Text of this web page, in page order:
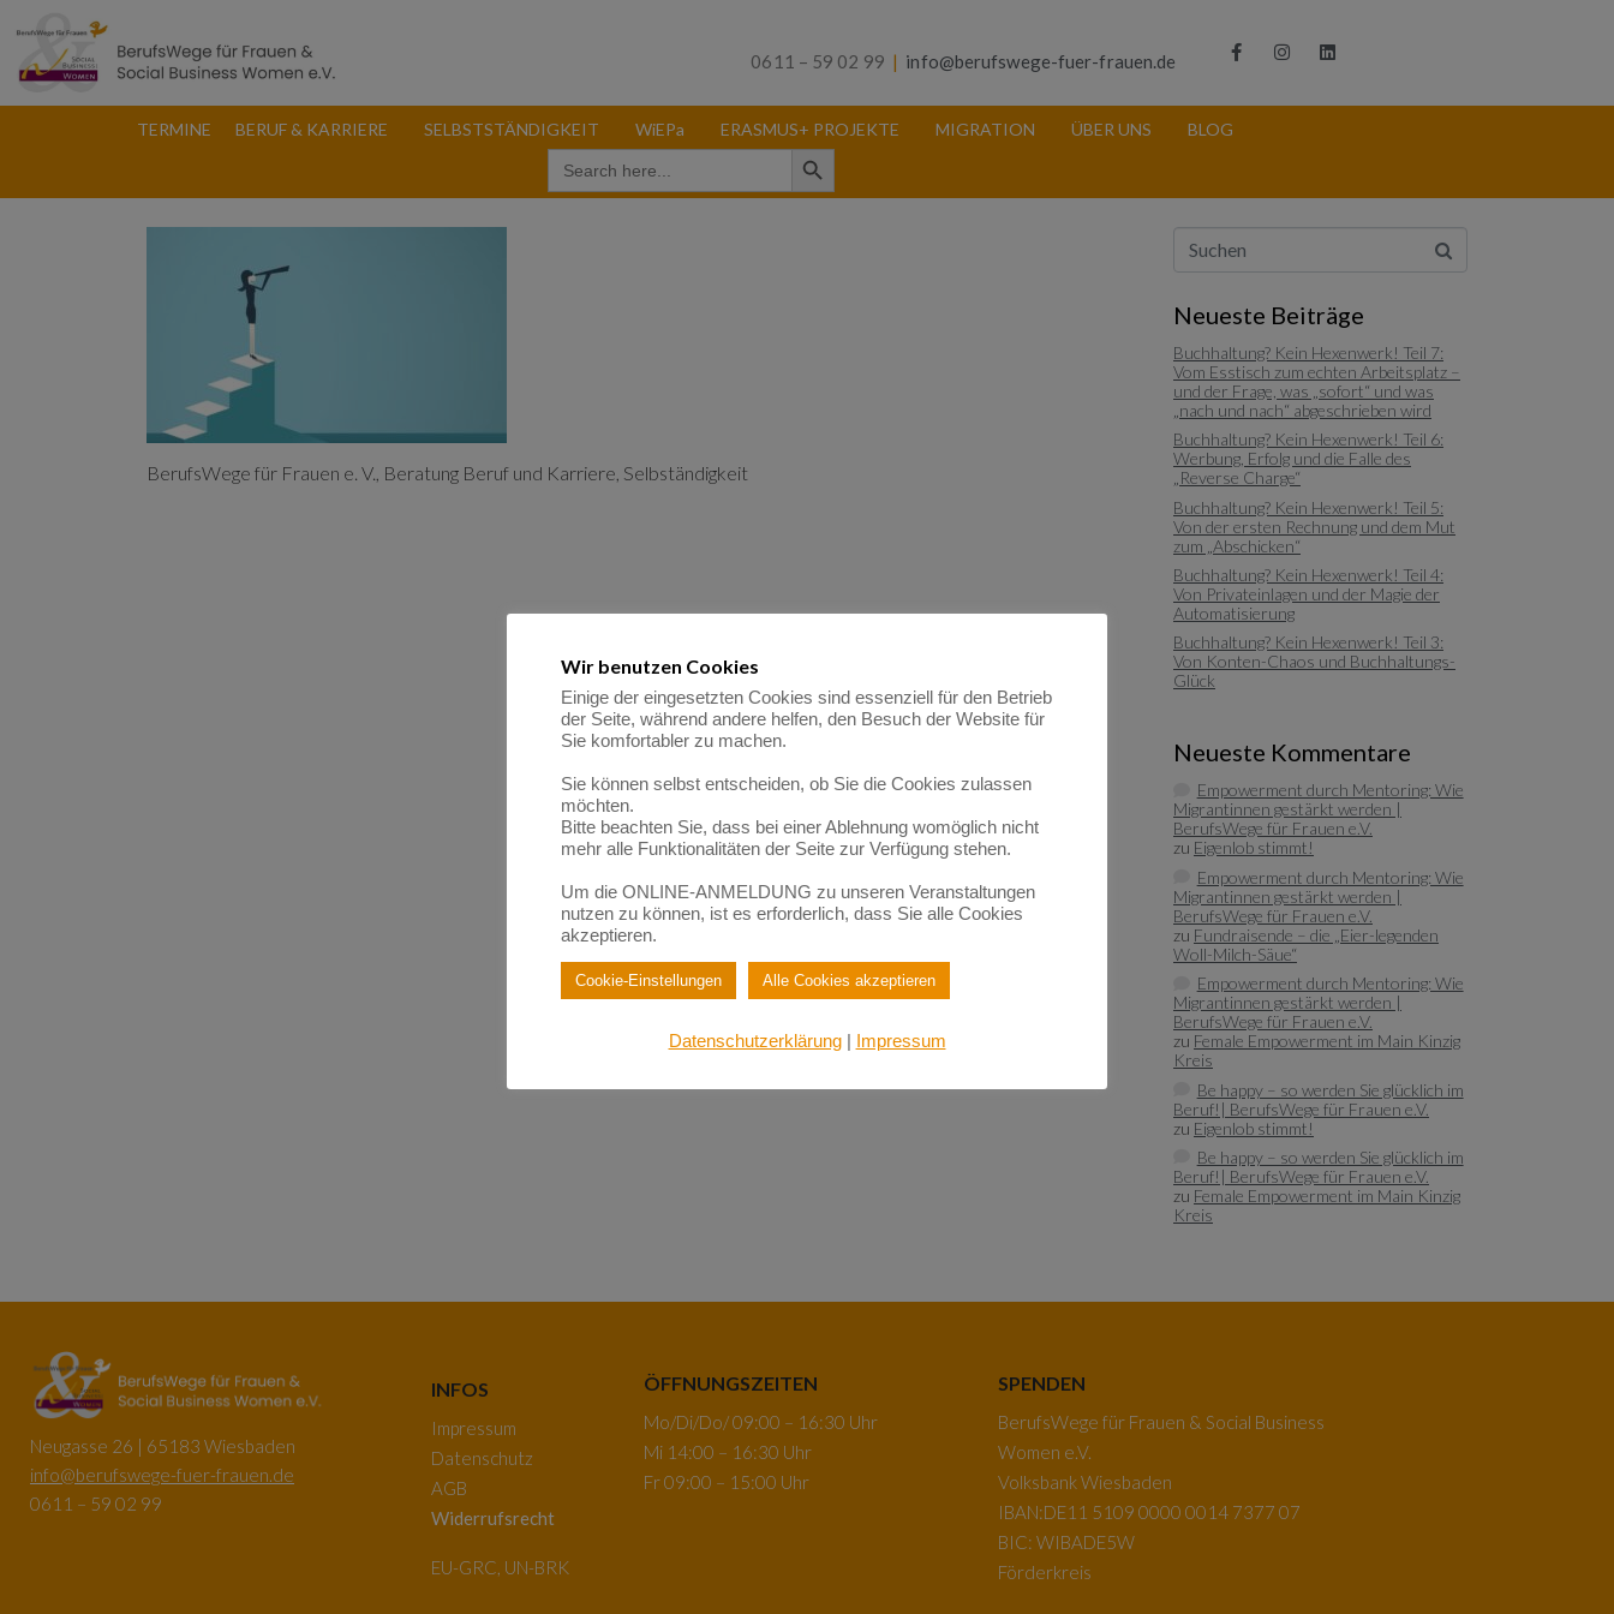
0611 – 59 02 99 | info@berufswege-fuer-frauen.de
TERMINE BERUF & KARRIERE SELBSTSTÄNDIGKEIT WiEPa ERASMUS+ PROJEKTE MIGRATION ÜBER UNS BLOG
Search
for:
Search Button
BerufsWege für Frauen e. V., Beratung Beruf und Karriere, Selbständigkeit
Neueste Beiträge
Buchhaltung? Kein Hexenwerk! Teil 7:
Vom Esstisch zum echten Arbeitsplatz –
und der Frage, was „sofort“ und was
„nach und nach“ abgeschrieben wird
Buchhaltung? Kein Hexenwerk! Teil 6:
Werbung, Erfolg und die Falle des
„Reverse Charge“
Buchhaltung? Kein Hexenwerk! Teil 5:
Von der ersten Rechnung und dem Mut
zum „Abschicken“
Buchhaltung? Kein Hexenwerk! Teil 4:
Von Privateinlagen und der Magie der
Automatisierung
Buchhaltung? Kein Hexenwerk! Teil 3:
Von Konten-Chaos und Buchhaltungs-
Glück
Neueste Kommentare
Empowerment durch Mentoring: Wie
Migrantinnen gestärkt werden |
BerufsWege für Frauen e.V.
zu Eigenlob stimmt!
Empowerment durch Mentoring: Wie
Migrantinnen gestärkt werden |
BerufsWege für Frauen e.V.
zu Fundraisende – die „Eier-legenden
Woll-Milch-Säue“
Empowerment durch Mentoring: Wie
Migrantinnen gestärkt werden |
BerufsWege für Frauen e.V.
zu Female Empowerment im Main Kinzig
Kreis
Be happy – so werden Sie glücklich im
Beruf!| BerufsWege für Frauen e.V.
zu Eigenlob stimmt!
Be happy – so werden Sie glücklich im
Beruf!| BerufsWege für Frauen e.V.
zu Female Empowerment im Main Kinzig
Kreis
Neugasse 26 | 65183 Wiesbaden
info@berufswege-fuer-frauen.de
0611 – 59 02 99
INFOS
Impressum
Datenschutz
AGB
Widerrufsrecht
EU-GRC, UN-BRK
ÖFFNUNGSZEITEN
Mo/Di/Do/ 09:00 – 16:30 Uhr
Mi 14:00 – 16:30 Uhr
Fr 09:00 – 15:00 Uhr
SPENDEN
BerufsWege für Frauen & Social Business
Women e.V.
Volksbank Wiesbaden
IBAN:DE11 5109 0000 0014 7377 07
BIC: WIBADE5W
Förderkreis
Wir benutzen Cookies
Einige der eingesetzten Cookies sind essenziell für den Betrieb
der Seite, während andere helfen, den Besuch der Website für
Sie komfortabler zu machen.
Sie können selbst entscheiden, ob Sie die Cookies zulassen
möchten.
Bitte beachten Sie, dass bei einer Ablehnung womöglich nicht
mehr alle Funktionalitäten der Seite zur Verfügung stehen.
Um die ONLINE-ANMELDUNG zu unseren Veranstaltungen
nutzen zu können, ist es erforderlich, dass Sie alle Cookies
akzeptieren.
Cookie-Einstellungen Alle Cookies akzeptieren
Datenschutzerklärung| Impressum